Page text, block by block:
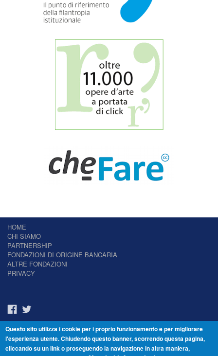
HOME
CHI SIAMO
PARTNERSHIP
FONDAZIONI DI ORIGINE BANCARIA
ALTRE FONDAZIONI
PRIVACY
Il Giornale delle Fondazioni - Periodico telematico
Reg. Tribunale n.7 del 22/07/2014 – ISSN 2421-2466
© Fondazione Venezia 2000 - Dorsoduro 3488/U - 30123 Venezia - Italia -
Questo sito utilizza i cookie per i proprio funzionamento e per migliorare
l'esperienza utente. Chiudendo questo banner, scorrendo questa pagina,
cliccando su un link o proseguendo la navigazione in altra maniera,